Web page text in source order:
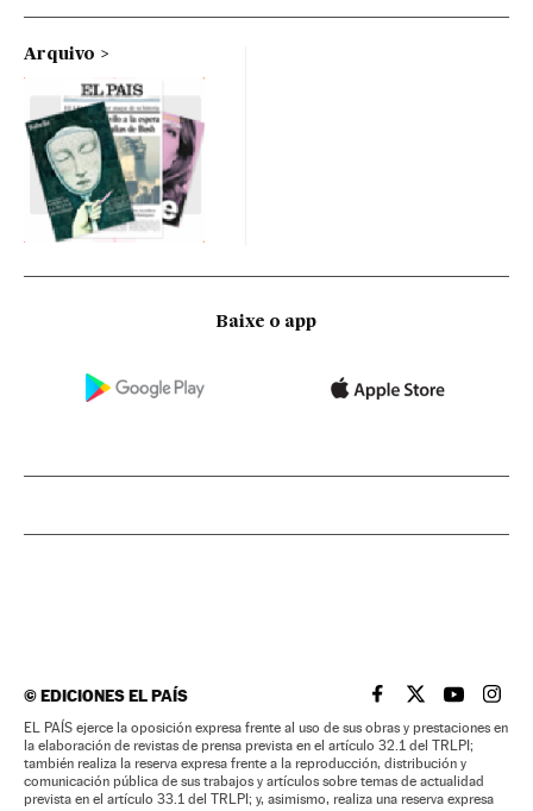
Arquivo
Baixe o app
©EDICIONES EL PAÍS EL PAÍS BRASIL EN
EL PAÍSEL PAÍS
EL
EL PAÍS ejerce la oposición expresa frente al uso de sus obras y prestaciones en
la elaboración de revistas de prensa prevista en el artículo 32.1 del TRLPI;
también realiza la reserva expresa frente a la reproducción, distribución y
comunicación pública de sus trabajos y artículos sobre temas de actualidad
prevista en el artículo 33.1 del TRLPI; y, asimismo, realiza una reserva expresa